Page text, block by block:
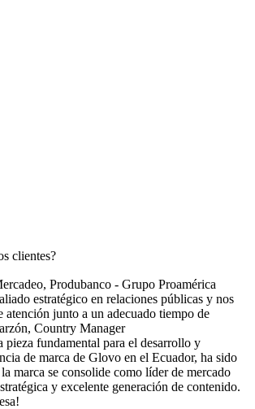
clientes?
Produbanco - Grupo Proamérica
estratégico en relaciones públicas y nos
atención junto a un adecuado tiempo de
Country Manager
pieza fundamental para el desarrollo y
de marca de Glovo en el Ecuador, ha sido
marca se consolide como líder de mercado
y excelente generación de contenido.